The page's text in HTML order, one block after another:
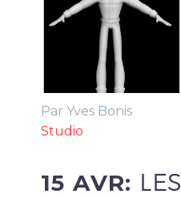
Par Yves Bonis
Studio
15 AVR: LES